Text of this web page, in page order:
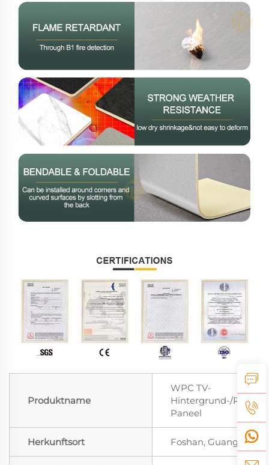
Produktname
WPC TV-
Hintergrund-/
Paneel
Herkunftsort Foshan, Guangdong